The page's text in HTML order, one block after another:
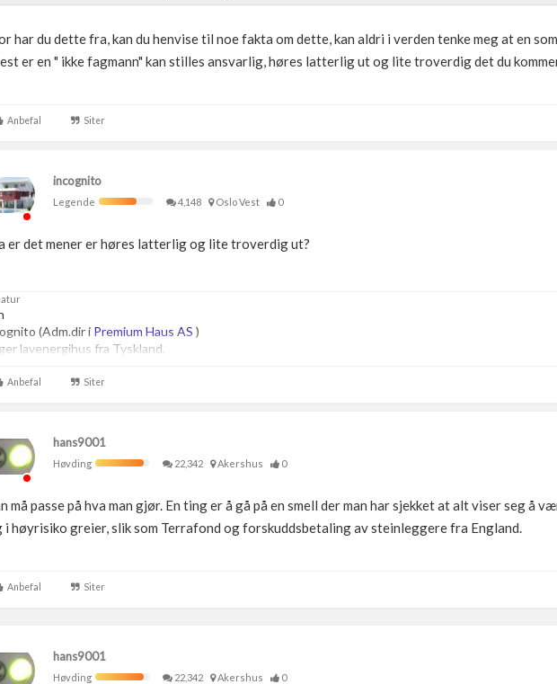
har du dette fra, kan du henvise til noe fakta om dette, kan aldri i verden tenke meg at en
er en " ikke fagmann" kan stilles ansvarlig, høres latterlig ut og lite troverdig det du
Anbefal Siter
incognito
Legende
4,148 Oslo Vest 0
er det mener er høres latterlig og lite troverdig ut?
(Adm.dir i Premium Haus AS )
lavenergihus fra Tyskland.
Anbefal Siter
hans9001
Høvding
22,342 Akershus 0
må passe på hva man gjør. En ting er å gå på en smell der man har sjekket at alt viser seg å
i høyrisiko greier, slik som Terrafond og forskuddsbetaling av steinleggere fra England.
Anbefal Siter
hans9001
Høvding
22,342 Akershus 0